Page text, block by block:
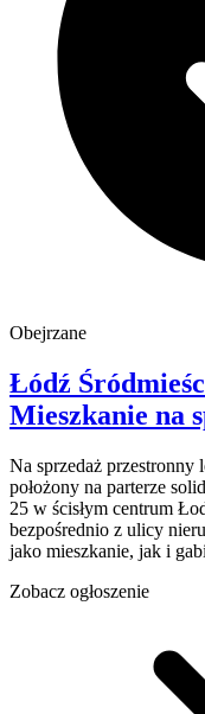
Obejrzane
Łódź
Mieszkanie na
Na sprzedaż przestronny
położony na parterze
25 w ścisłym centrum
bezpośrednio z ulicy
jako mieszkanie, jak i
Zobacz ogłoszenie